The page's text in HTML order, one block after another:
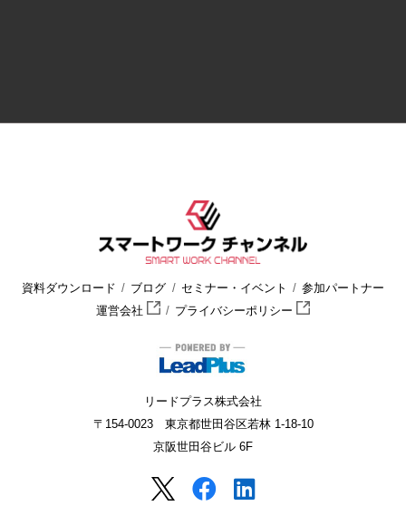
資料ダウンロード ブログ セミナー・イベント
参加パートナー
運営会社
プライバシーポリシー
リードプラス株式会社
〒154-0023 東京都世田谷区若林 1-18-10
京阪世田谷ビル 6F